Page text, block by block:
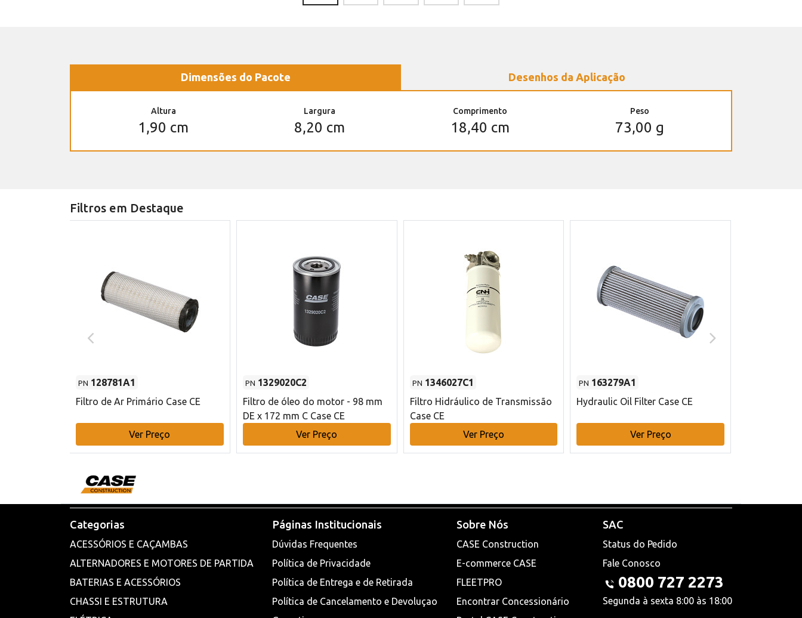
Dimensões do Pacote Desenhos da Aplicação
Altura
1,90 cm
Largura
8,20 cm
Comprimento
18,40 cm
Peso
73,00 g
Filtros em Destaque
PN 128781A1
Filtro de Ar Primário Case CE
Ver Preço
PN 1329020C2
Filtro de óleo do motor - 98 mm
DE x 172 mm C Case CE
Ver Preço
PN 1346027C1
Filtro Hidráulico de Transmissão
Case CE
Ver Preço
PN 163279A1
Hydraulic Oil Filter Case CE
Ver Preço
Categorias
ACESSÓRIOS E CAÇAMBAS
ALTERNADORES E MOTORES DE PARTIDA
BATERIAS E ACESSÓRIOS
CHASSI E ESTRUTURA
Páginas Institucionais
Dúvidas Frequentes
Política de Privacidade
Política de Entrega e de Retirada
Política de Cancelamento e Devoluçao
Sobre Nós
CASE Construction
E-commerce CASE
FLEETPRO
Encontrar Concessionário
SAC
Status do Pedido
Fale Conosco
0800 727 2273
Segunda à sexta 8:00 às 18:00